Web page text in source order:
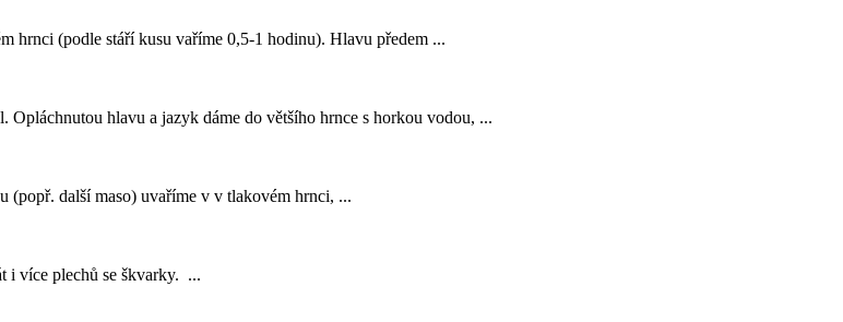
hrnci (podle stáří kusu vaříme 0,5-1 hodinu). Hlavu předem ...
hlavu a jazyk dáme do většího hrnce s horkou vodou, ...
(popř. další maso) uvaříme v v tlakovém hrnci, ...
i více plechů se škvarky. ...